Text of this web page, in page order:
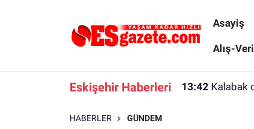
Asayiş
Alış-
Eskişehir Haberleri 13:42 Kalabak
HABERLER GÜNDEM
Eskişehir Nöbetçi Eczaneler